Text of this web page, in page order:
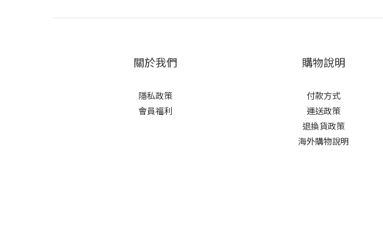
關於我們
隱私政策
會員福利
購物說明
付款方式
運送政策
退換貨政策
海外購物說明